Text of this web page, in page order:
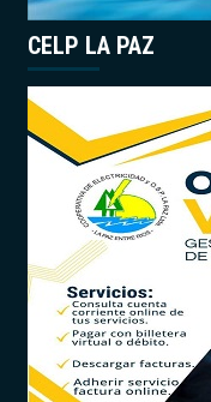
CELP LA PAZ